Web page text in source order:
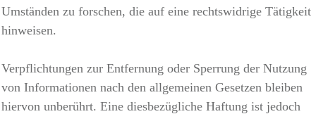
Umständen zu forschen, die auf eine rechtswidrige Tätigkeit
hinweisen.
Verpflichtungen zur Entfernung oder Sperrung der Nutzung
von Informationen nach den allgemeinen Gesetzen bleiben
hiervon unberührt. Eine diesbezügliche Haftung ist jedoch